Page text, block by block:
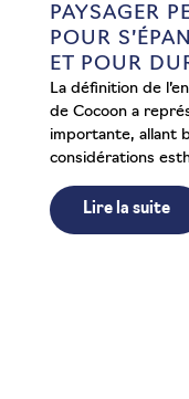
PAYSAGER
POUR
ET POUR
La définition de
de Cocoon a
importante, allant
considérations
Lire la suite